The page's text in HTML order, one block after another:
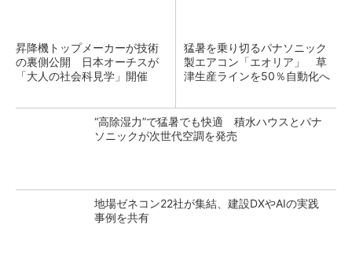
昇降機トップメーカーが技術
の裏側公開 日本オーチスが
「大人の社会科見学」開催
猛暑を乗り切るパナソニック
製エアコン「エオリア」 草
津生産ラインを50％自動化へ
“高除湿力”で猛暑でも快適 積水ハウスとパナ
ソニックが次世代空調を発売
地場ゼネコン22社が集結、建設DXやAIの実践
事例を共有